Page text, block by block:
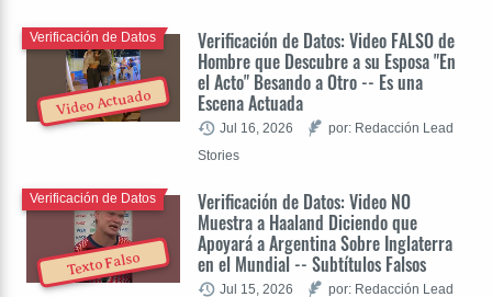
Video Actuado
Verificación de Datos: Video FALSO de
Hombre que Descubre a su Esposa "En
el Acto" Besando a Otro -- Es una
Escena Actuada
Verificación de Datos
Jul 16, 2026
por: Redacción Lead
Stories
Texto Falso
Verificación de Datos: Video NO
Muestra a Haaland Diciendo que
Apoyará a Argentina Sobre Inglaterra
en el Mundial -- Subtítulos Falsos
Verificación de Datos
Jul 15, 2026
por: Redacción Lead